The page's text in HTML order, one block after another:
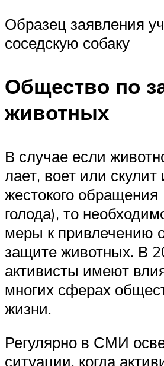
Образец заявления
соседскую собаку
Общество по
животных
В случае если
лает, воет или скулит
жестокого обращения
голода), то
меры к привлечению
защите животных. В
активисты имеют
многих сферах
жизни.
Регулярно в СМИ
ситуации, когда